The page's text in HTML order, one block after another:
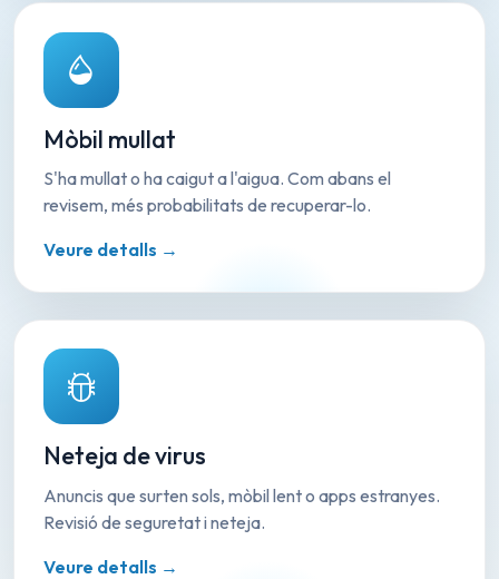
Mòbil mullat
S'ha mullat o ha caigut a l'aigua. Com abans el
revisem, més probabilitats de recuperar-lo.
Veure detalls →
Neteja de virus
Anuncis que surten sols, mòbil lent o apps estranyes.
Revisió de seguretat i neteja.
Veure detalls →